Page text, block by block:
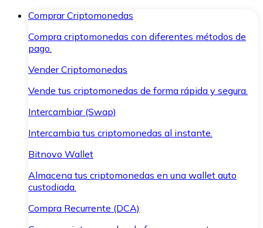
Comprar Criptomonedas
Compra criptomonedas con diferentes métodos de
pago.
Vender Criptomonedas
Vende tus criptomonedas de forma rápida y segura.
Intercambiar (Swap)
Intercambia tus criptomonedas al instante.
Bitnovo Wallet
Almacena tus criptomonedas en una wallet auto
custodiada.
Compra Recurrente (DCA)